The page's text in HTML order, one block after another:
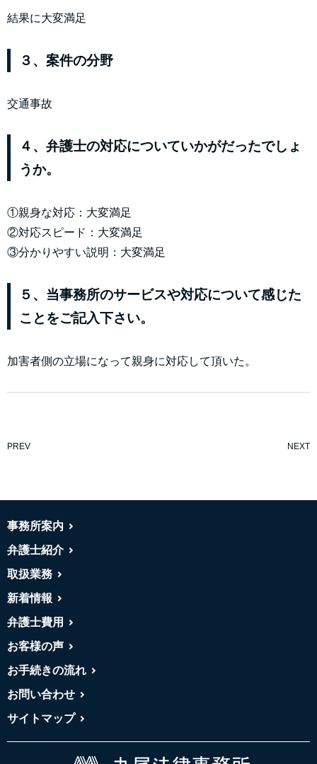
結果に大変満足
３、案件の分野
交通事故
４、弁護士の対応についていかがだったでしょ
うか。
①親身な対応：大変満足
②対応スピード：大変満足
③分かりやすい説明：大変満足
５、当事務所のサービスや対応について感じた
ことをご記入下さい。
加害者側の立場になって親身に対応して頂いた。
PREV NEXT
事務所案内
弁護士紹介
取扱業務
新着情報
弁護士費用
お客様の声
お手続きの流れ
お問い合わせ
サイトマップ